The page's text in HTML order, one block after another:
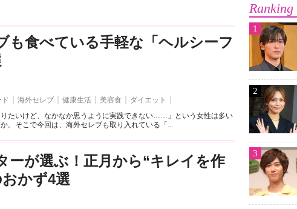
も食べている手軽な「ヘルシーフ
ド 海外セレブ 健康生活 美容食
ダイエット
りたいけど、なかなか思うように実践できない……」という女性は多い
。そこで今回は、海外セレブも取り入れている「...
ーが選ぶ！正月から“キレイを作
かず4選
Ranking
1
2
3